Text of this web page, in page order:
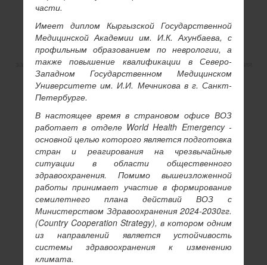
части.
Имеет диплом Кыргызской Государственной
Медицинской Академии им. И.К. Ахунбаева, с
профильным образованием по неврологии, а
также повышение квалификации в Северо-
Западном Государственном Медицинском
Университете им.И.И. Мечникова в г. Санкт-
Петербурге.
В настоящее время в страновом офисе ВОЗ
работает в отделе World Health Emergency-
основной целью которого является подготовка
стран и реагирования на чрезвычайные
ситуации в области общественного
здравоохранения. Помимо вышеизложенной
работы принимает участие в формирование
семилетнего плана действий ВОЗ с
Министерством Здравоохранения 2024-2030гг.
(Country Cooperation Strategy), в котором одним
из направлений является устойчивость
системы здравоохранения к изменению
климата.
заместитель директора Центра климатического финансирования
при Кабинете Министров Кыргызской Республики
Асель Мадыбаева
Копировать ссылку на профиль